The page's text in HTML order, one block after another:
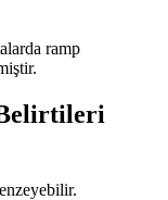
ramp
Belirtileri